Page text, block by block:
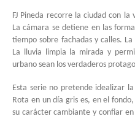
FJ Pineda recorre la ciudad con
La cámara se detiene en las
tiempo sobre fachadas y calles.
La lluvia limpia la mirada y
urbano sean los verdaderos
Esta serie no pretende idealizar
Rota en un día gris es, en el
su carácter cambiante y confiar